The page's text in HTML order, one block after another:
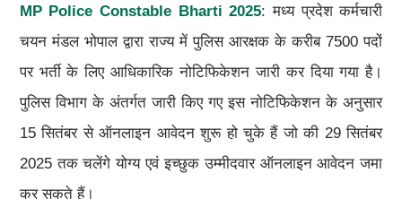
MP Police Constable Bharti 2025: मध्य प्रदेश कर्मचारी
चयन मंडल भोपाल द्वारा राज्य में पुलिस आरक्षक के करीब 7500 पदों
पर भर्ती के लिए आधिकारिक नोटिफिकेशन जारी कर दिया गया है।
पुलिस विभाग के अंतर्गत जारी किए गए इस नोटिफिकेशन के अनुसार
15 सितंबर से ऑनलाइन आवेदन शुरू हो चुके हैं जो की 29 सितंबर
2025 तक चलेंगे योग्य एवं इच्छुक उम्मीदवार ऑनलाइन आवेदन जमा
कर सकते हैं।